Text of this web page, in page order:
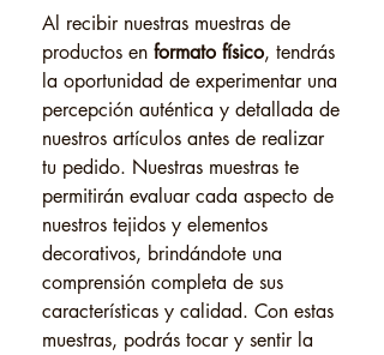
Al recibir nuestras muestras de
productos en formato físico, tendrás
la oportunidad de experimentar una
percepción auténtica y detallada de
nuestros artículos antes de realizar
tu pedido. Nuestras muestras te
permitirán evaluar cada aspecto de
nuestros tejidos y elementos
decorativos, brindándote una
comprensión completa de sus
características y calidad. Con estas
muestras, podrás tocar y sentir la